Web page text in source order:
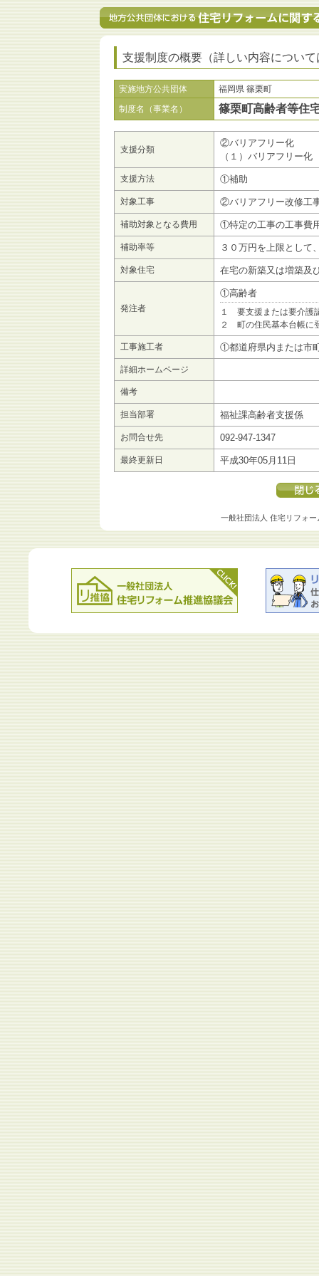
支援制度の概要（詳しい内容につい
実施地方公共団体
福岡県 篠栗町
制度名（事業名）
篠栗町高齢者等住
支援分類
②バリアフリー化
（１）バリアフリー化
支援方法 ①補助
対象工事 ②バリアフリー改修工
補助対象となる費用 ①特定の工事の工事費
補助率等 ３０万円を上限として
対象住宅 在宅の新築又は増築及
発注者
①高齢者
１ 要支援または要介護
２ 町の住民基本台帳に
工事施工者 ①都道府県内または市
詳細ホームページ
備考
担当部署 福祉課高齢者支援係
お問合せ先 092-947-1347
最終更新日 平成30年05月11日
一般社団法人 住宅リフォー